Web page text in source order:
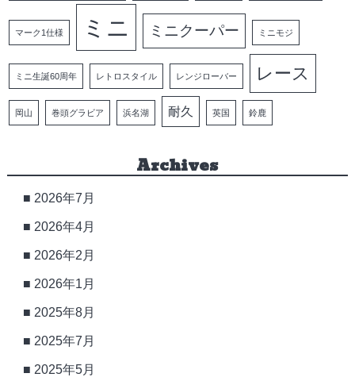
マーク1仕様 ミニ ミニクーパー ミニモジ
ミニ生誕60周年 レトロスタイル レンジローバー レース
岡山 巻頭グラビア 浜名湖 耐久 英国 鈴鹿
Archives
2026年7月
2026年4月
2026年2月
2026年1月
2025年8月
2025年7月
2025年5月